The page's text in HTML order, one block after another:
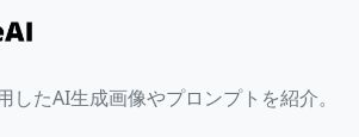
たAI生成画像やプロンプトを紹介。